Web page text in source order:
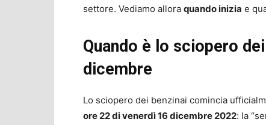
settore. Vediamo allora quando inizia e
Quando è lo sciopero
dicembre
Lo sciopero dei benzinai comincia
ore 22 di venerdì 16 dicembre 2022: la